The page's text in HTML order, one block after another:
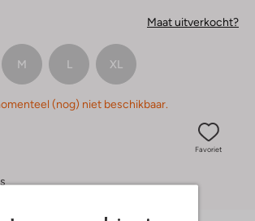
Maat uitverkocht?
M L XL
(nog) niet beschikbaar.
Favoriet